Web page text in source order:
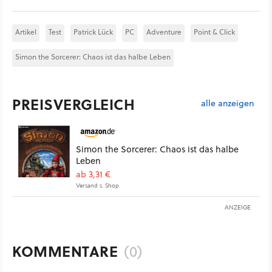
Artikel Test Patrick Lück PC Adventure Point & Click
Simon the Sorcerer: Chaos ist das halbe Leben
PREISVERGLEICH alle anzeigen
Simon the Sorcerer: Chaos ist das halbe
Leben
ab 3,31 €
Versand s. Shop
ANZEIGE
KOMMENTARE (0)